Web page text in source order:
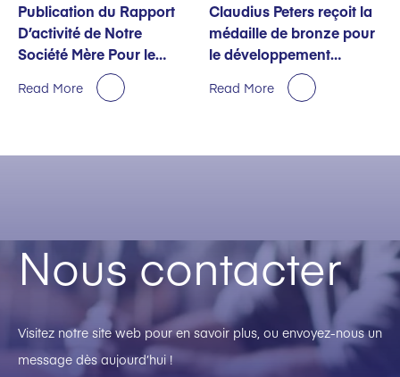
Publication du Rapport
D’activité de Notre
Société Mère Pour le
Premier Semestre
Read More
Claudius Peters reçoit la
médaille de bronze pour
le développement
durable décernée par
EcoVadis
Read More
Nous contacter
Visitez notre site web pour en savoir plus, ou envoyez-nous un
message dès aujourd’hui !